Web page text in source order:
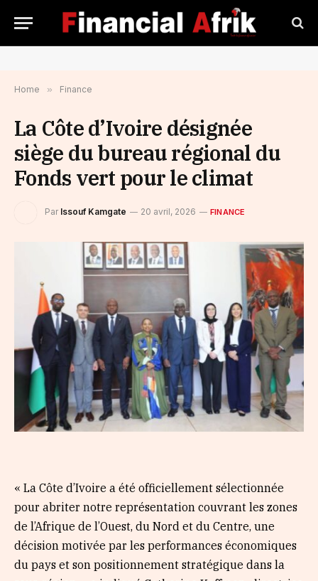
Home » Finance
La Côte d’Ivoire désignée
siège du bureau régional du
Fonds vert pour le climat
Par Issouf Kamgate 20 avril, 2026 FINANCE
« La Côte d’Ivoire a été officiellement sélectionnée
pour abriter notre représentation couvrant les zones
de l’Afrique de l’Ouest, du Nord et du Centre, une
décision motivée par les performances économiques
du pays et son positionnement stratégique dans la